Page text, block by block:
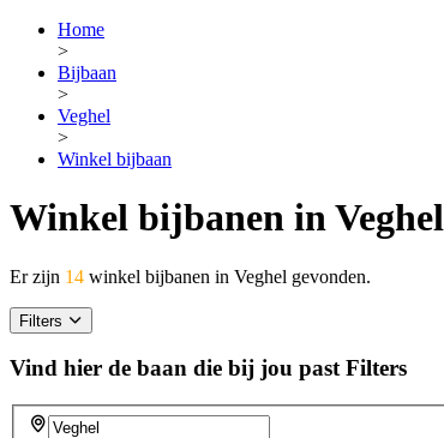
Home
>
Bijbaan
>
Veghel
>
Winkel bijbaan
Winkel bijbanen in Veghel
Er zijn 14 winkel bijbanen in Veghel gevonden.
Filters
Vind hier de baan die bij jou past Filters